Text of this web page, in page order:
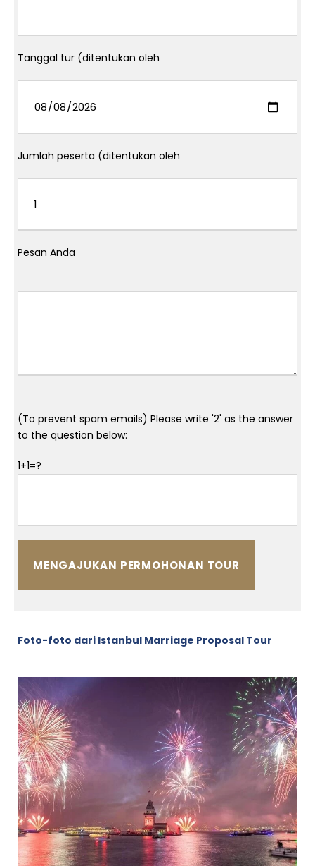
Tanggal tur (ditentukan oleh
Jumlah peserta (ditentukan oleh
Pesan Anda
(To prevent spam emails) Please write '2' as the answer
to the question below:
1+1=?
Foto-foto dari Istanbul Marriage Proposal Tour